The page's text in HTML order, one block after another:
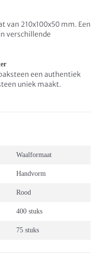
van 210x100x50 mm. Een
verschillende
een authentiek
uniek maakt.
Waalformaat
Handvorm
Rood
400 stuks
75 stuks